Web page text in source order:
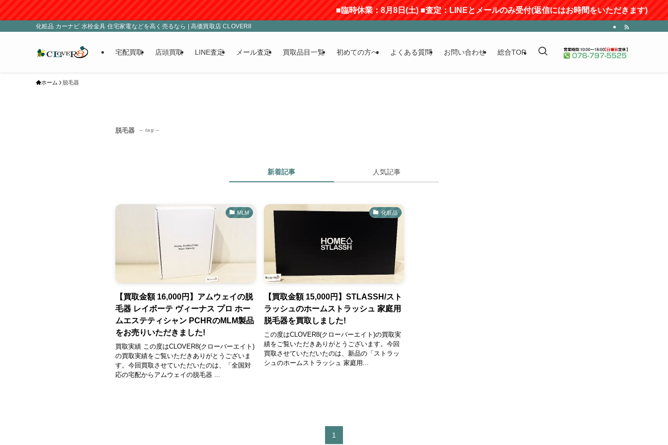
■臨時休業：8月8日(土) ■査定：LINEとメールのみ受付(返信にはお時間をいただきます)
化粧品 カーナビ 水栓金具 住宅家電などを高く売るなら | 高価買取店 CLOVER8
宅配買取 店頭買取 LINE査定 メール査定 買取品目一覧 初めての方へ よくある質問 お問い合わせ 総合TOP
ホーム 脱毛器
脱毛器 – tag –
新着記事 人気記事
MLM
【買取金額 16,000円】アムウェイの脱
毛器 レイボーテ ヴィーナス プロ ホー
ムエステティシャン PCHRのMLM製品
をお売りいただきました!
買取実績 この度はCLOVER8(クローバーエイト)
の買取実績をご覧いただきありがとうございま
す。今回買取させていただいたのは、「全国対
応の宅配からアムウェイの脱毛器 ...
化粧品
【買取金額 15,000円】STLASSH/スト
ラッシュのホームストラッシュ 家庭用
脱毛器を買取しました!
この度はCLOVER8(クローバーエイト)の買取実
績をご覧いただきありがとうございます。今回
買取させていただいたのは、新品の「ストラッ
シュのホームストラッシュ 家庭用...
1